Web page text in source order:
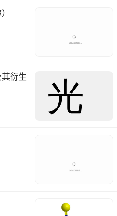
衍生